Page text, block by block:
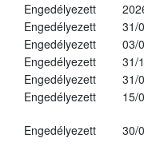
Engedélyezett
Engedélyezett
31/
Engedélyezett
03/
Engedélyezett
31/
Engedélyezett
31/
Engedélyezett
15/
Engedélyezett 30/